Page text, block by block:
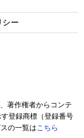
シー
著作権者からコンテ
登録商標（登録番号
の一覧は こちら